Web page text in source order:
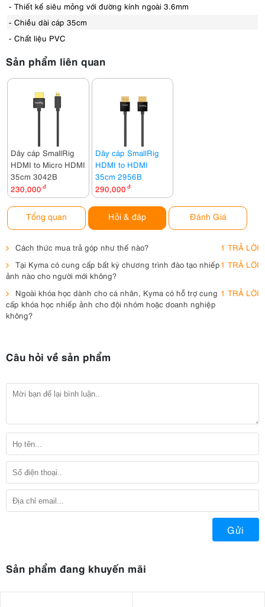
- Thiết kế siêu mỏng với đường kính ngoài 3.6mm
- Chiều dài cáp 35cm
- Chất liệu PVC
Sản phẩm liên quan
Dây cáp SmallRig
HDMI to Micro HDMI
35cm 3042B
230,000 đ
Dây cáp SmallRig
HDMI to HDMI
35cm 2956B
290,000 đ
Tổng quan Hỏi & đáp Đánh Giá
Cách thức mua trả góp như thế nào?
1 TRẢ LỜI
Tại Kyma có cung cấp bất kỳ chương trình đào tạo nhiếp
ảnh nào cho người mới không?
1 TRẢ LỜI
Ngoài khóa học dành cho cá nhân, Kyma có hỗ trợ cung
cấp khóa học nhiếp ảnh cho đội nhóm hoặc doanh nghiệp
không?
1 TRẢ LỜI
Câu hỏi về sản phẩm
Gửi
Sản phẩm đang khuyến mãi